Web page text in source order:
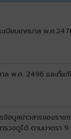
บียบเทศบาล พ.ศ
พ.ศ. 2496 และที่แ
อมูลข่าวสารของราช
ตรวจดูได้ ตามมาตร